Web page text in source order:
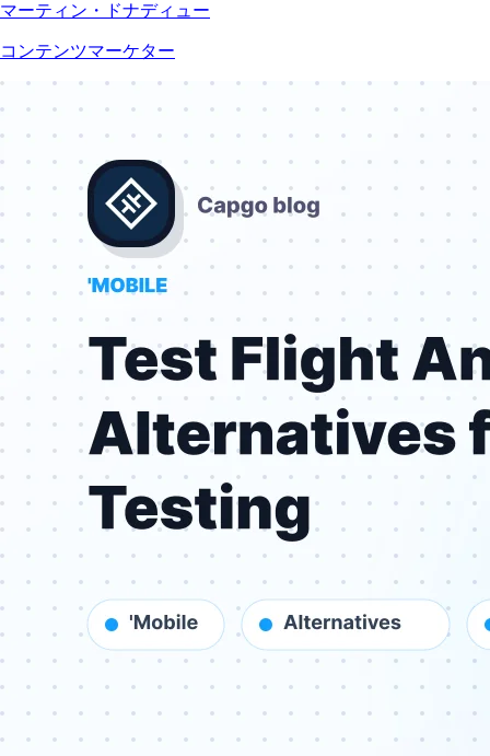
マーティン・ドナディュー
コンテンツマーケター